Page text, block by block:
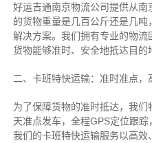
好运吉通南京物流公司提供从
的货物重量是几百公斤还是几
解决方案。我们拥有专业的物
货物能够准时、安全地抵达目的
二、卡班特快运输：准时准点，
为了保障货物的准时抵达，我
天准点发车，全程GPS定位跟踪
我们的卡班特快运输服务以高